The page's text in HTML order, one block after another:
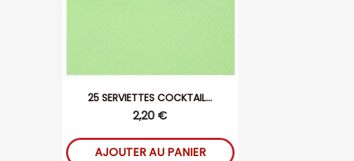
25 SERVIETTES COCKTAIL...
2,20 €
AJOUTER AU PANIER